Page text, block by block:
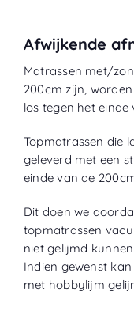
Afwijkende
Matrassen met/
200cm zijn,
los tegen het
Topmatrassen die
geleverd met een
einde van de
Dit doen we
topmatrassen
niet gelijmd
Indien gewenst
met hobbylijm